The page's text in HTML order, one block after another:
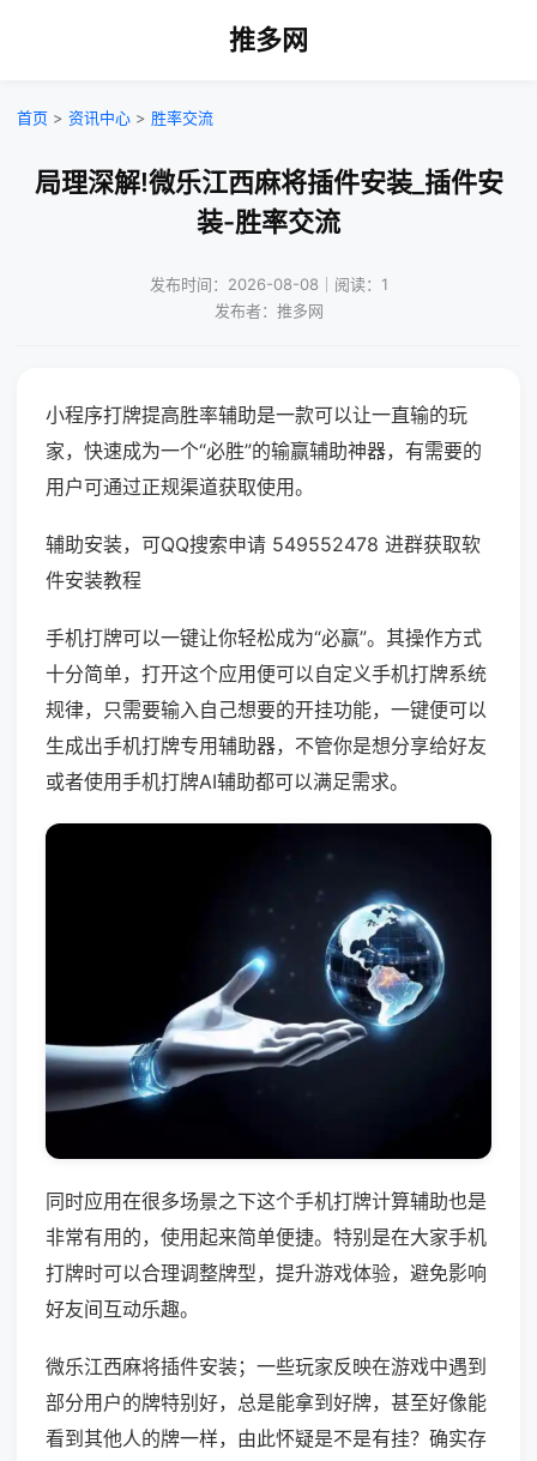
推多网
首页 > 资讯中心 > 胜率交流
局理深解!微乐江西麻将插件安装_插件安
装-胜率交流
发布时间：2026-08-08｜阅读：1
发布者：推多网
小程序打牌提高胜率辅助是一款可以让一直输的玩
家，快速成为一个“必胜”的输赢辅助神器，有需要的
用户可通过正规渠道获取使用。
辅助安装，可QQ搜索申请 549552478 进群获取软
件安装教程
手机打牌可以一键让你轻松成为“必赢”。其操作方式
十分简单，打开这个应用便可以自定义手机打牌系统
规律，只需要输入自己想要的开挂功能，一键便可以
生成出手机打牌专用辅助器，不管你是想分享给好友
或者使用手机打牌AI辅助都可以满足需求。
同时应用在很多场景之下这个手机打牌计算辅助也是
非常有用的，使用起来简单便捷。特别是在大家手机
打牌时可以合理调整牌型，提升游戏体验，避免影响
好友间互动乐趣。
微乐江西麻将插件安装；一些玩家反映在游戏中遇到
部分用户的牌特别好，总是能拿到好牌，甚至好像能
看到其他人的牌一样，由此怀疑是不是有挂？确实存